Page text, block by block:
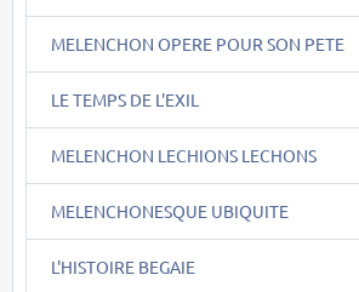
MELENCHON OPERE POUR SON PETE
LE TEMPS DE L'EXIL
MELENCHON LECHIONS LECHONS
MELENCHONESQUE UBIQUITE
L'HISTOIRE BEGAIE